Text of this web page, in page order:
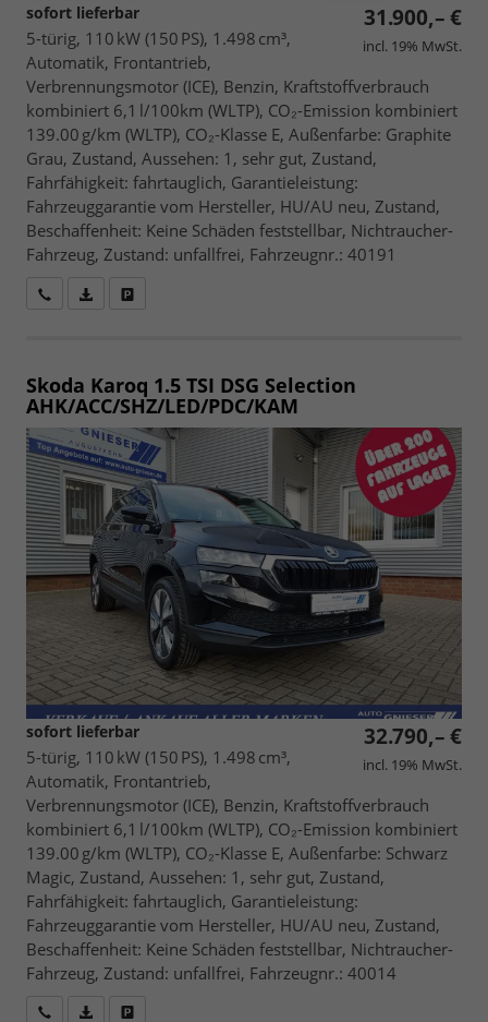
31.900,– €
incl. 19% MwSt.
sofort lieferbar
5-türig, 110 kW (150 PS), 1.498 cm³,
Automatik, Frontantrieb,
Verbrennungsmotor (ICE), Benzin, Kraftstoffverbrauch
kombiniert 6,1 l/100km (WLTP), CO₂-Emission kombiniert
139.00 g/km (WLTP), CO₂-Klasse E, Außenfarbe: Graphite
Grau, Zustand, Aussehen: 1, sehr gut, Zustand,
Fahrfähigkeit: fahrtauglich, Garantieleistung:
Fahrzeuggarantie vom Hersteller, HU/AU neu, Zustand,
Beschaffenheit: Keine Schäden feststellbar, Nichtraucher-
Fahrzeug, Zustand: unfallfrei, Fahrzeugnr.: 40191
Wir rufen Sie anFahrzeugexposé (PDF)
Skoda Karoq 1.5 TSI DSG Selection
AHK/ACC/SHZ/LED/PDC/KAM
32.790,– €
incl. 19% MwSt.
sofort lieferbar
5-türig, 110 kW (150 PS), 1.498 cm³,
Automatik, Frontantrieb,
Verbrennungsmotor (ICE), Benzin, Kraftstoffverbrauch
kombiniert 6,1 l/100km (WLTP), CO₂-Emission kombiniert
139.00 g/km (WLTP), CO₂-Klasse E, Außenfarbe: Schwarz
Magic, Zustand, Aussehen: 1, sehr gut, Zustand,
Fahrfähigkeit: fahrtauglich, Garantieleistung:
Fahrzeuggarantie vom Hersteller, HU/AU neu, Zustand,
Beschaffenheit: Keine Schäden feststellbar, Nichtraucher-
Fahrzeug, Zustand: unfallfrei, Fahrzeugnr.: 40014
Wir rufen Sie anFahrzeugexposé (PDF)